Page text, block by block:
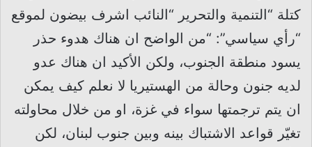
كتلة “التنمية والتحرير “النائب اشرف بيضون لموقع
“رأي سياسي”: “من الواضح ان هناك هدوء حذر
يسود منطقة الجنوب، ولكن الأكيد ان هناك عدو
لديه جنون وحالة من الهستيريا لا نعلم كيف يمكن
ان يتم ترجمتها سواء في غزة، او من خلال محاولته
تغيّر قواعد الاشتباك بينه وبين جنوب لبنان، لكن